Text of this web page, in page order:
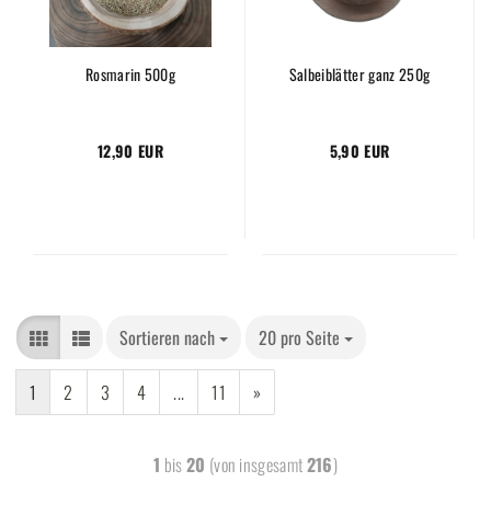
Rosmarin 500g
12,90 EUR
Salbeiblätter ganz 250g
5,90 EUR
Sortieren nach 20 pro Seite
1 2 3 4 ... 11 »
1 bis20 (von insgesamt216)